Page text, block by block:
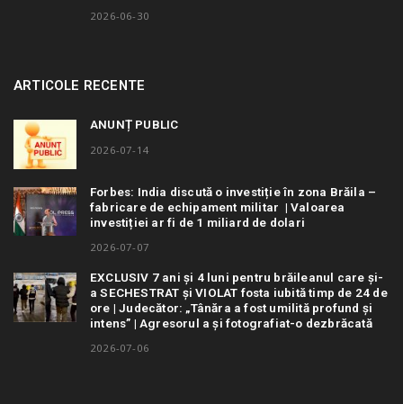
2026-06-30
ARTICOLE RECENTE
ANUNȚ PUBLIC
2026-07-14
Forbes: India discută o investiție în zona Brăila –
fabricare de echipament militar | Valoarea
investiției ar fi de 1 miliard de dolari
2026-07-07
EXCLUSIV 7 ani și 4 luni pentru brăileanul care și-
a SECHESTRAT și VIOLAT fosta iubită timp de 24 de
ore | Judecător: „Tânăra a fost umilită profund și
intens” | Agresorul a și fotografiat-o dezbrăcată
2026-07-06